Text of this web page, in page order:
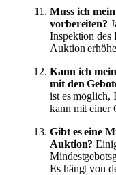
Muss ich
vorbereiten?
Inspektion des
Auktion
Kann ich
mit den
ist es möglich,
kann mit einer
Gibt es eine
Auktion?
Es hängt von